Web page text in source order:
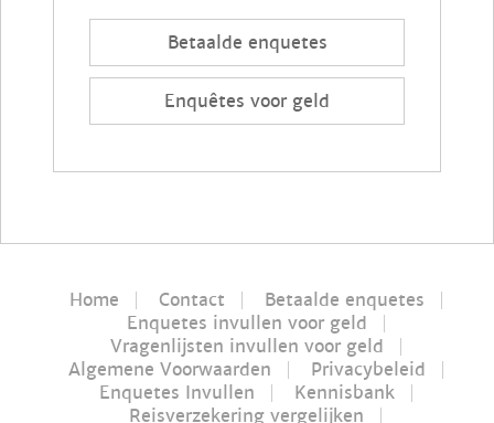
Betaalde enquetes
Enquêtes voor geld
Home Contact
Betaalde enquetes
Enquetes invullen voor geld
Vragenlijsten invullen voor geld
Algemene Voorwaarden
Privacybeleid
Enquetes Invullen
Kennisbank
Reisverzekering vergelijken